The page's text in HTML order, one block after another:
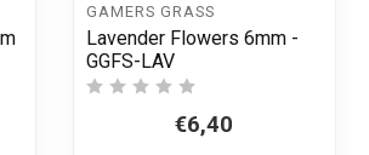
GAMERS GRASS
Lavender Flowers 6mm -
GGFS-LAV
€6,40